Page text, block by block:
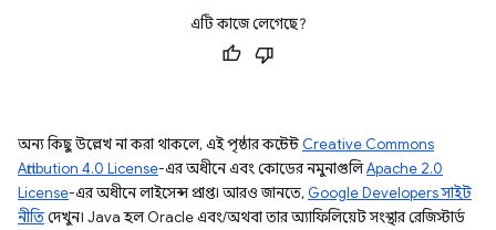
এটি কাজে লেগেছে?
অন্য কিছু উল্লেখ না করা থাকলে, এই পৃষ্ঠার কন্টেন্ট Creative Commons
Attribution 4.0 License-এর অধীনে এবং কোডের নমুনাগুলিApache 2.0
License-এর অধীনে লাইসেন্স প্রাপ্ত। আরও জানতে, Google Developers সাইট
নীতিদেখুন। Java হল Oracle এবং/অথবা তার অ্যাফিলিয়েট সংস্থার রেজিস্টার্ড